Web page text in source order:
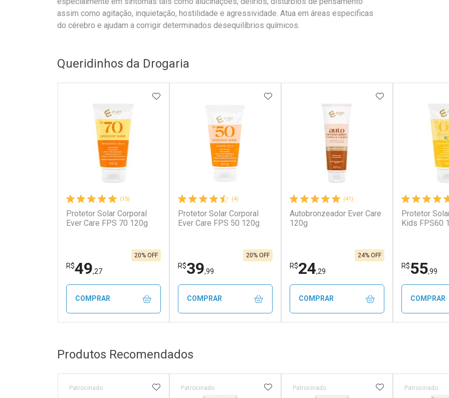
assim como agitação, inquietação, hostilidade e agressividade. Atua em áreas especificas
do cérebro e ajudam a corrigir determinados desequilíbrios químicos.
Queridinhos da Drogaria
(15)
Protetor Solar Corporal
Ever Care FPS 70 120g
R$49,27
20% OFF
ADICIONAR AOS FAVORITOS
COMPRAR
Laboratório
Por Menos
(4)
Protetor Solar Corporal
Ever Care FPS 50 120g
R$39,99
20% OFF
ADICIONAR AOS FAVORITOS
COMPRAR
Laboratório
Por Menos
(41)
Autobronzeador Ever Care
120g
R$24,29
24% OFF
ADICIONAR AOS
COMPRAR
Protetor
Kids FPS60
R$55,99
COMPRAR
Produtos Recomendados
Patrocinado ADICIONAR AOS FAVORITOS
Patrocinado ADICIONAR AOS FAVORITOS
Patrocinado ADICIONAR AOS
Patrocinado